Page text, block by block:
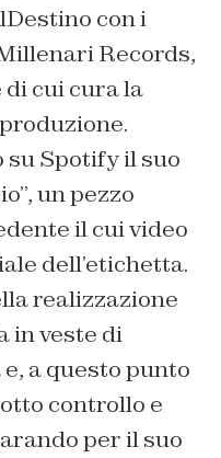
con i
Records,
cui cura la
su Spotify il suo
un pezzo
il cui video
dell’etichetta.
realizzazione
in veste di
a questo punto
controllo e
per il suo